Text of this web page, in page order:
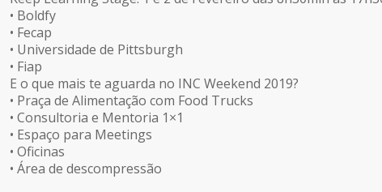
• Boldfy
• Fecap
• Universidade de Pittsburgh
• Fiap
E o que mais te aguarda no INC Weekend 2019?
• Praça de Alimentação com Food Trucks
• Consultoria e Mentoria 1×1
• Espaço para Meetings
• Oficinas
• Área de descompressão